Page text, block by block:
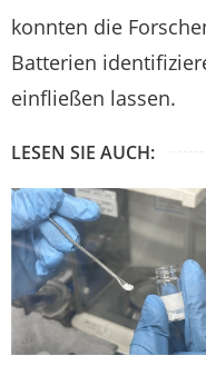
konnten die
Batterien
einfließen lassen.
LESEN SIE AUCH: